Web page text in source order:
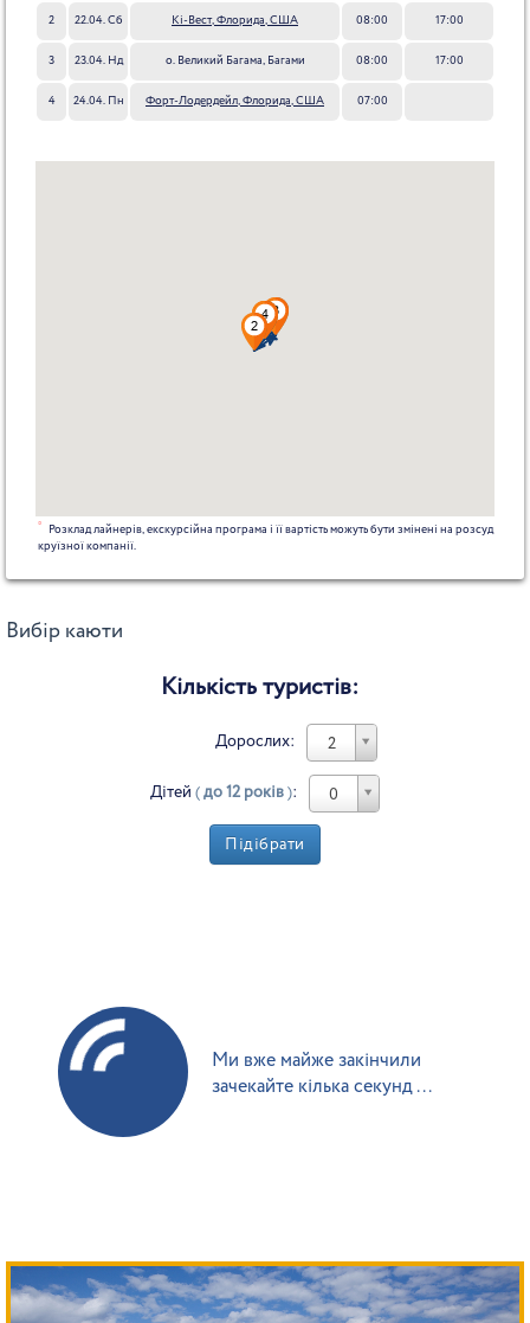
2 22.04. Сб Кі-Вест, Флорида, США 08:00 17:00
3 23.04. Нд о. Великий Багама, Багами 08:00 17:00
4 24.04. Пн Форт-Лодердейл, Флорида, США 07:00
*
Розклад лайнерів, екскурсійна програма і її вартість можуть бути змінені на розсуд
круїзної компанії.
Вибір каюти
Кількість туристів:
Дорослих: 2
Дітей (до 12 років): 0
Підібрати
Ми вже майже закінчили
зачекайте кілька секунд ...